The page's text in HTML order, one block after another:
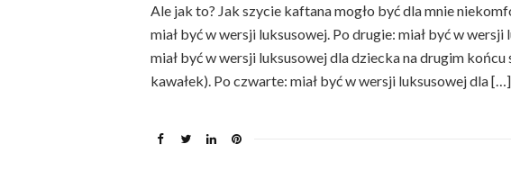
Ale jak to? Jak szycie kaftana mogło być dla mnie
miał być w wersji luksusowej. Po drugie: miał być w
miał być w wersji luksusowej dla dziecka na drugim
kawałek). Po czwarte: miał być w wersji luksusowej dla […]